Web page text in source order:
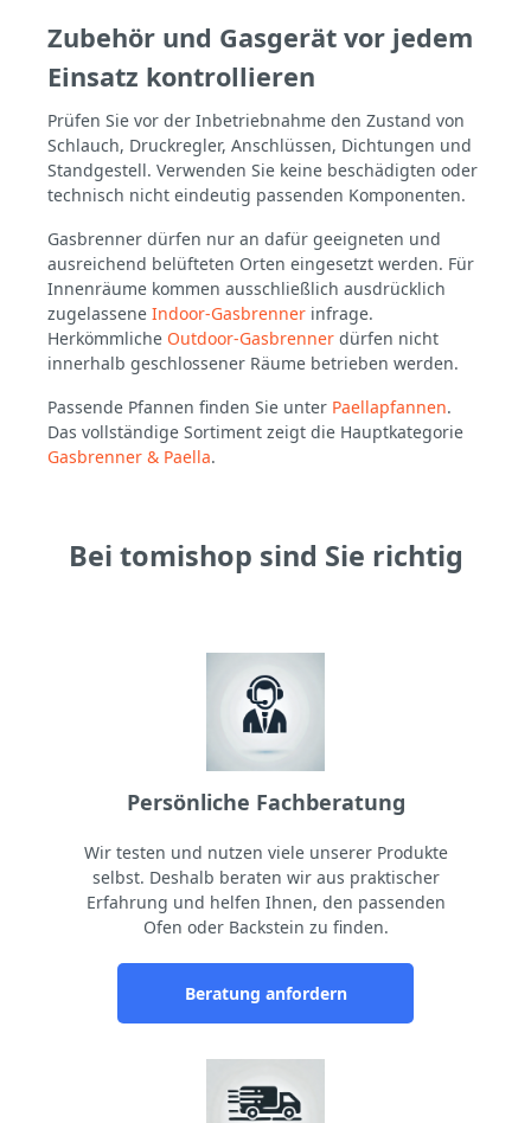
Zubehör und Gasgerät vor jedem
Einsatz kontrollieren
Prüfen Sie vor der Inbetriebnahme den Zustand von
Schlauch, Druckregler, Anschlüssen, Dichtungen und
Standgestell. Verwenden Sie keine beschädigten oder
technisch nicht eindeutig passenden Komponenten.
Gasbrenner dürfen nur an dafür geeigneten und
ausreichend belüfteten Orten eingesetzt werden. Für
Innenräume kommen ausschließlich ausdrücklich
zugelassene Indoor-Gasbrenner infrage.
Herkömmliche Outdoor-Gasbrenner dürfen nicht
innerhalb geschlossener Räume betrieben werden.
Passende Pfannen finden Sie unter Paellapfannen.
Das vollständige Sortiment zeigt die Hauptkategorie
Gasbrenner & Paella.
Bei tomishop sind Sie richtig
Persönliche Fachberatung
Wir testen und nutzen viele unserer Produkte
selbst. Deshalb beraten wir aus praktischer
Erfahrung und helfen Ihnen, den passenden
Ofen oder Backstein zu finden.
Beratung anfordern